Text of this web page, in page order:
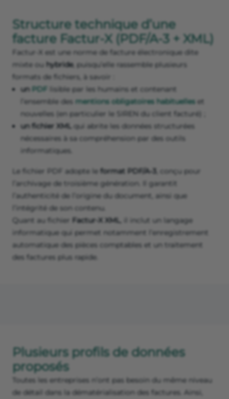
Structure technique d’une
facture Factur-X (PDF/A-3 + XML)
Factur-X est une norme de facture électronique dite
mixte ou hybride, puisqu’elle rassemble plusieurs
formats de fichiers, à savoir :
un PDF
lisible par les humains et contenant
l’ensemble des mentions obligatoires habituelles et
nouvelles (en particulier le SIREN du client facturé) ;
un fichier XML qui abrite les données structurées
nécessaires à sa compréhension par des outils
informatiques.
Le fichier PDF adopte le format PDF/A-3
, conçu pour
l’archivage de troisième génération. Il garantit
l’authenticité de l’origine du document, ainsi que
l’intégrité de son contenu.
Quant au fichier Factur-X XML, il inclut un langage
informatique qui permet notamment l’enregistrement
automatique des pièces comptables et un traitement
des factures plus rapide.
Plusieurs profils de données
proposés
Toutes les entreprises n’ont pas besoin du même niveau
de détail dans la dématérialisation des factures. Ainsi,